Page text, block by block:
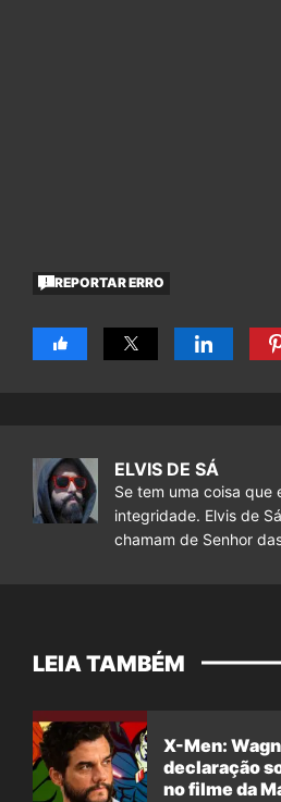
REPORTAR ERRO
ELVIS DE SÁ
Se tem uma coisa que
integridade. Elvis de
chamam de Senhor
LEIA TAMBÉM
X-Men:
declaração
no filme da